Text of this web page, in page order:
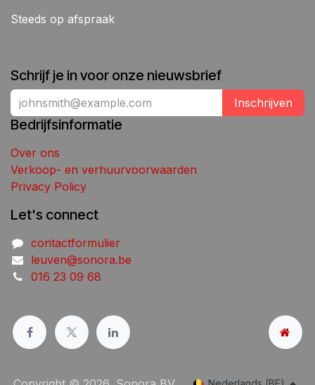
Steeds op afspraak
Schrijf je in voor onze nieuwsbrief
Inschrijven
Bedrijfsinformatie
Over ons
Verkoop- en verhuurvoorwaarden
Privacy Policy
Let's connect
contactformulier
leuven@sonora.be
016 23 09 68